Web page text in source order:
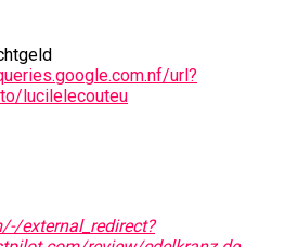
url?
lucilelecouteu
external_redirect?